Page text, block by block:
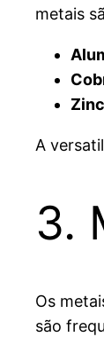
metais
A
3.
Os
são